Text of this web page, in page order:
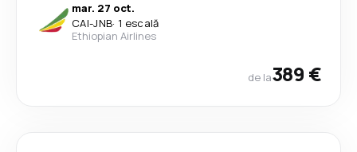
mar. 27 oct.
CAI-JNB· 1 escală
Ethiopian Airlines
de la389 €